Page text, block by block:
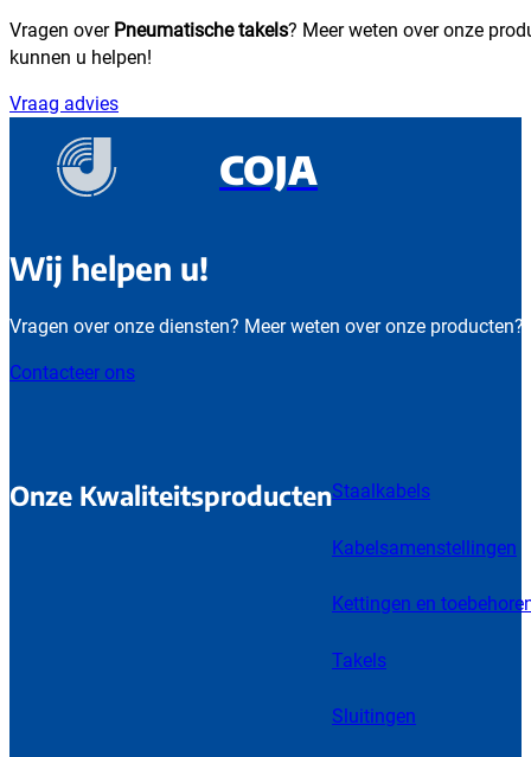
Vragen over Pneumatische takels? Meer weten over onze
kunnen u helpen!
Vraag advies
COJA
Wij helpen u!
Vragen over onze diensten? Meer weten over onze producten?
Contacteer ons
Onze KwaliteitsproductenStaalkabels
Kabelsamenstellingen
Kettingen en
Takels
Sluitingen